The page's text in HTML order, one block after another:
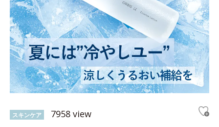
スキンケア 7958 view